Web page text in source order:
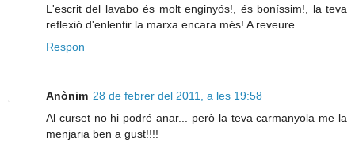
L'escrit del lavabo és molt enginyós!, és boníssim!, la teva
reflexió d'enlentir la marxa encara més! A reveure.
Respon
Anònim 28 de febrer del 2011, a les 19:58
Al curset no hi podré anar... però la teva carmanyola me la
menjaria ben a gust!!!!